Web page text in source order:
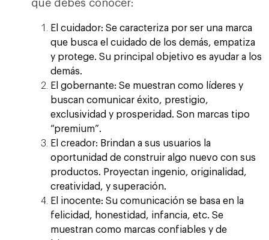
que debes conocer:
El cuidador: Se caracteriza por ser una marca
que busca el cuidado de los demás, empatiza
y protege. Su principal objetivo es ayudar a los
demás.
El gobernante: Se muestran como líderes y
buscan comunicar éxito, prestigio,
exclusividad y prosperidad. Son marcas tipo
“premium”.
El creador: Brindan a sus usuarios la
oportunidad de construir algo nuevo con sus
productos. Proyectan ingenio, originalidad,
creatividad, y superación.
El inocente: Su comunicación se basa en la
felicidad, honestidad, infancia, etc. Se
muestran como marcas confiables y de